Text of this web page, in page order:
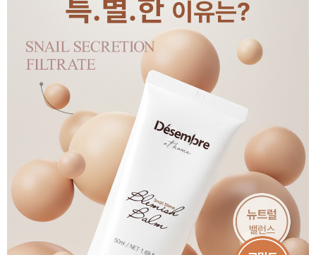
페이코 ID로 페
PAYCO 바로구매